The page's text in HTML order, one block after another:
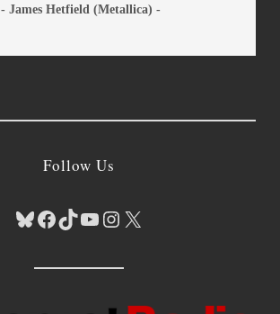
- James Hetfield (Metallica) -
Follow Us